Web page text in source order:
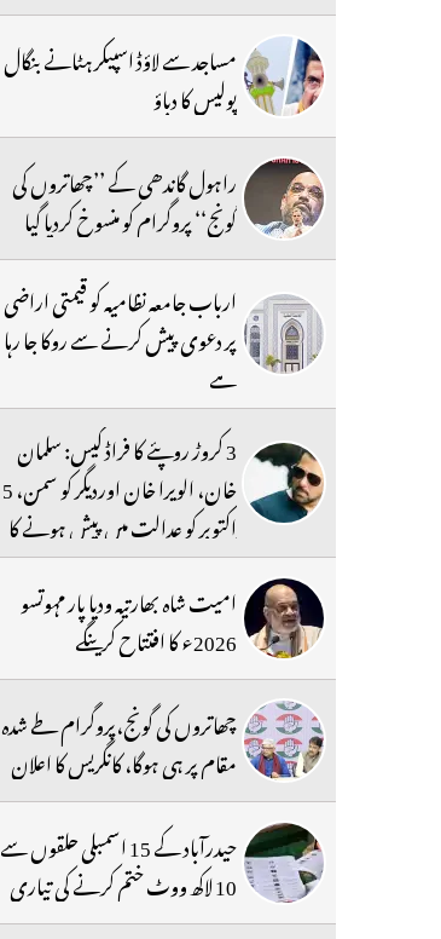
مساجد سے لاؤڈ اسپیکر ہٹانے بنگال
پولیس کا دباؤ
راہول گاندھی کے ’’چھاتروں کی
گونج‘‘ پروگرام کو منسوخ کردیا گیا
ارباب جامعہ نظامیہ کو قیمتی اراضی
پر دعوی پیش کرنے سے روکا جا رہا
ہے
3 کروڑ روپئے کا فراڈ کیس: سلمان
خان، الویرا خان اوردیگر کو سمن، 5
اکتوبر کو عدالت میں پیش ہونے کا
حکم
امیت شاہ بھارتیہ ودیا پار مہوتسو
2026ء کا افتتاح کرینگے
چھاتروں کی گونج،پروگرام طے شدہ
مقام پر ہی ہوگا، کانگریس کا اعلان
حیدرآباد کے 15 اسمبلی حلقوں سے
10 لاکھ ووٹ ختم کرنے کی تیاری